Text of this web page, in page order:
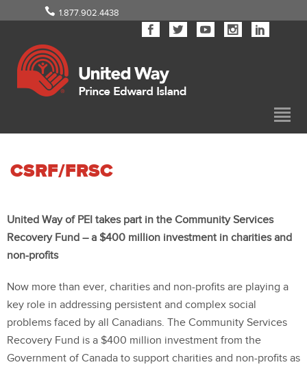
1.877.902.4438
CSRF/FRSC
United Way of PEI takes part in the Community Services
Recovery Fund – a $400 million investment in charities and
non-profits
Now more than ever, charities and non-profits are playing a
key role in addressing persistent and complex social
problems faced by all Canadians. The Community Services
Recovery Fund is a $400 million investment from the
Government of Canada to support charities and non-profits as